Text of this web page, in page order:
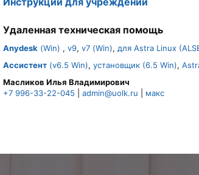
Удаленная техническая помощь
Anydesk (Win) , v9, v7 (Win), для Astra Linux
Ассистент (v6.5 Win), установщик (6.5 Win),
Масликов Илья Владимирович
+7 996-33-22-045
admin@uolk.ru макс